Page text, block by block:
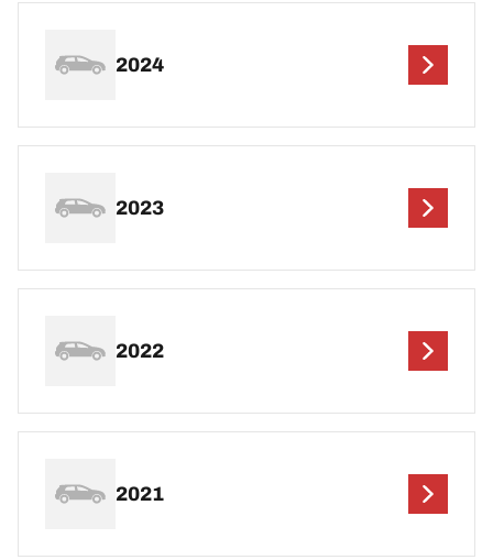
2024
2023
2022
2021